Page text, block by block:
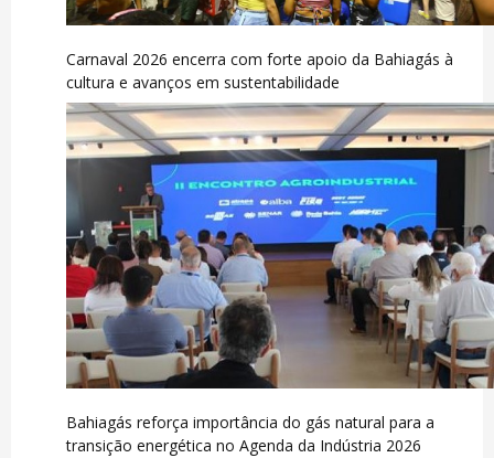
Carnaval 2026 encerra com forte apoio da Bahiagás à
cultura e avanços em sustentabilidade
Bahiagás reforça importância do gás natural para a
transição energética no Agenda da Indústria 2026